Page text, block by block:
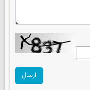
ارسال